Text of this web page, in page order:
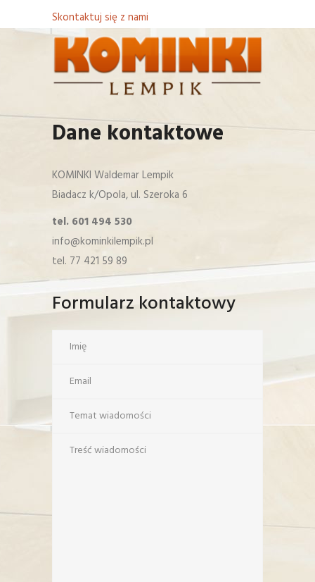
Skontaktuj się z nami
Dane kontaktowe
KOMINKI Waldemar Lempik
Biadacz k/Opola, ul. Szeroka 6
tel. 601 494 530
info@kominkilempik.pl
tel. 77 421 59 89
Formularz kontaktowy